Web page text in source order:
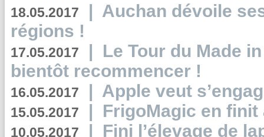
18.05.2017 | Auchan dévoile
régions !
17.05.2017 | Le Tour du Made
bientôt recommencer !
16.05.2017 | Apple veut
15.05.2017 | FrigoMagic en
10.05.2017 | Fini l’élevage de